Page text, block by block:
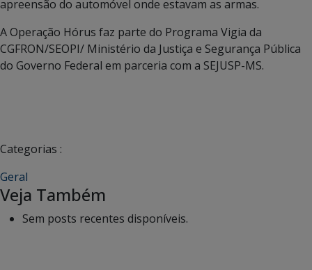
apreensão do automóvel onde estavam as armas.
A Operação Hórus faz parte do Programa Vigia da
CGFRON/SEOPI/ Ministério da Justiça e Segurança Pública
do Governo Federal em parceria com a SEJUSP-MS.
Categorias :
Geral
Veja Também
Sem posts recentes disponíveis.